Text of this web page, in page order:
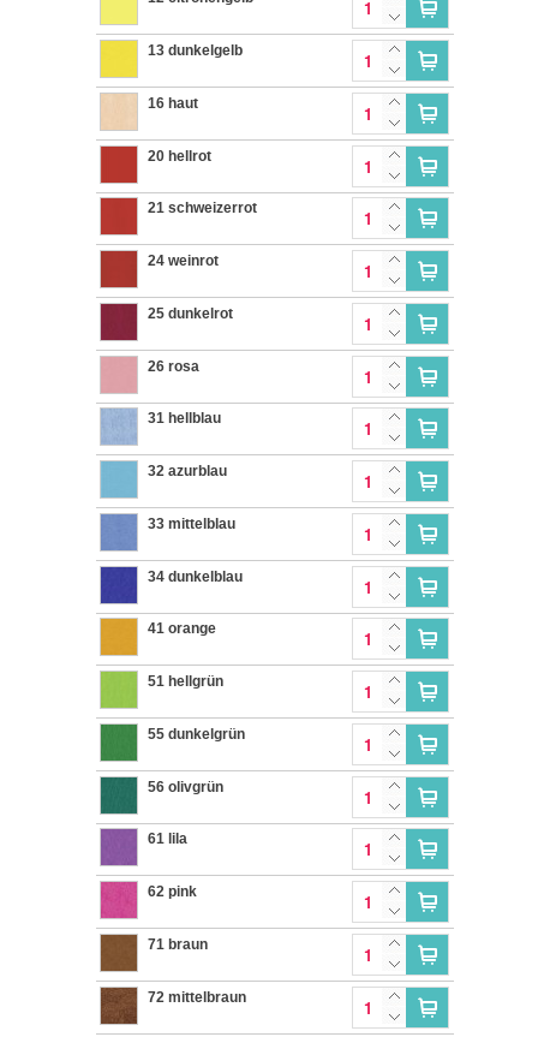
13 dunkelgelb
16 haut
20 hellrot
21 schweizerrot
24 weinrot
25 dunkelrot
26 rosa
31 hellblau
32 azurblau
33 mittelblau
34 dunkelblau
41 orange
51 hellgrün
55 dunkelgrün
56 olivgrün
61 lila
62 pink
71 braun
72 mittelbraun